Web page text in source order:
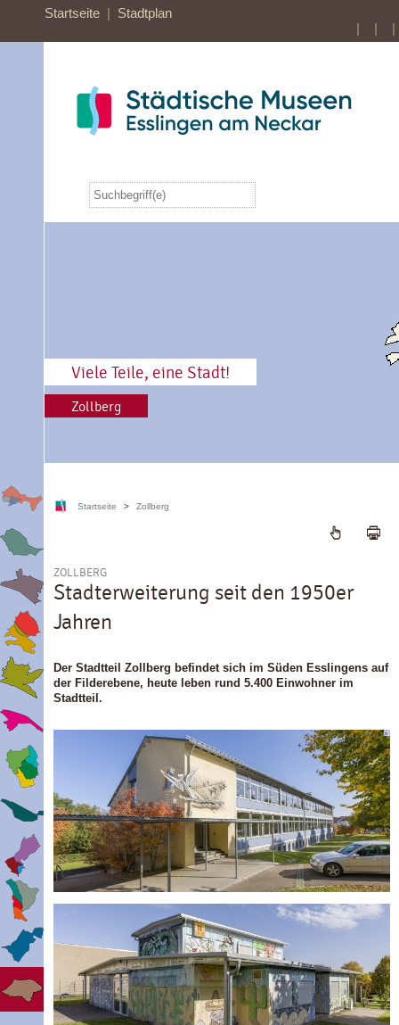
Startseite
Stadtplan
Zollberg
Viele Teile, eine Stadt!
Startseite > Zollberg
ZOLLBERG
Stadterweiterung seit den 1950er
Jahren
Der Stadtteil Zollberg befindet sich im Süden Esslingens auf
der Filderebene, heute leben rund 5.400 Einwohner im
Stadtteil.